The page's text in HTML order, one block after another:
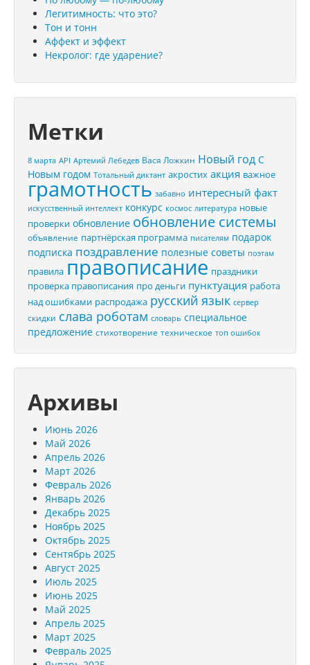
Легитимность: что это?
Тон и тонн
Аффект и эффект
Некролог: где ударение?
Метки
8 марта API Артемий Лебедев Вася Ложкин Новый год С
Новым годом Тотальный диктант акростих акция важное
грамотность забавно интересный факт
искусственный интеллект конкурс космос литература новые
проверки обновление обновление системы
объявление партнёрская программа писателям подарок
подписка поздравление полезные советы поэтам
правила правописание праздники
проверка правописания про деньги пунктуация работа
над ошибками распродажа русский язык сервер
скидки слава роботам словарь специальное
предложение стихотворение техническое топ ошибок
Архивы
Июнь 2026
Май 2026
Апрель 2026
Март 2026
Февраль 2026
Январь 2026
Декабрь 2025
Ноябрь 2025
Октябрь 2025
Сентябрь 2025
Август 2025
Июль 2025
Июнь 2025
Май 2025
Апрель 2025
Март 2025
Февраль 2025